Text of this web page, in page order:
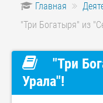
Главная
"Три Богатыря" из
"Три
Урала"!